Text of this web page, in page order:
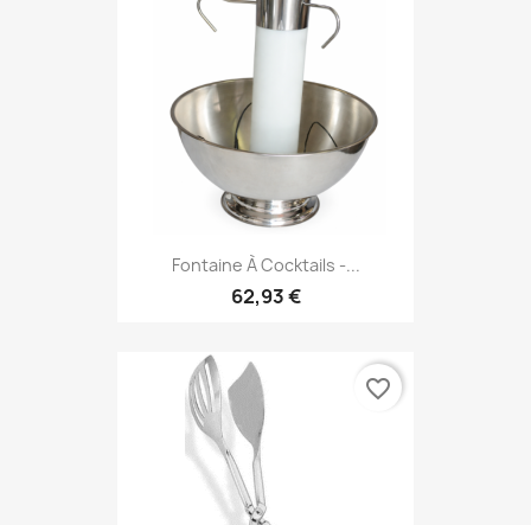
Fontaine À Cocktails -...
62,93 €
favorite_border